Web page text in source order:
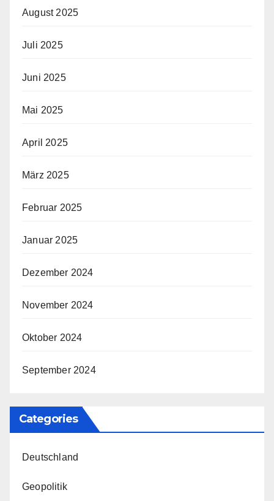
August 2025
Juli 2025
Juni 2025
Mai 2025
April 2025
März 2025
Februar 2025
Januar 2025
Dezember 2024
November 2024
Oktober 2024
September 2024
Categories
Deutschland
Geopolitik